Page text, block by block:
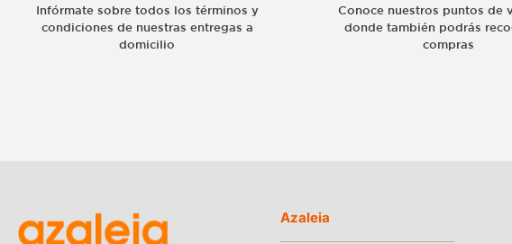
Infórmate sobre todos los términos y
condiciones de nuestras entregas a
domicilio
Conoce nuestros puntos de
donde también podrás
compras
Azaleia